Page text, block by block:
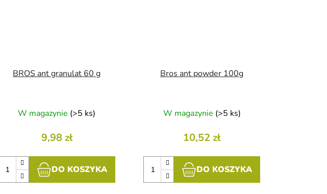
BROS ant granulat 60 g
W magazynie (>5 ks)
9,98 zł
DO KOSZYKA
Bros ant powder 100g
W magazynie (>5 ks)
10,52 zł
DO KOSZYKA